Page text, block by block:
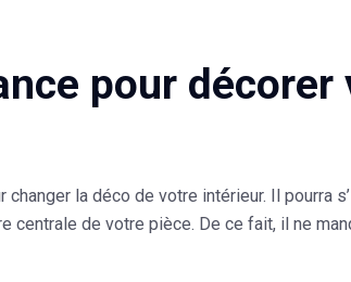
pour décorer
la déco de votre intérieur. Il pourra
de votre pièce. De ce fait, il ne